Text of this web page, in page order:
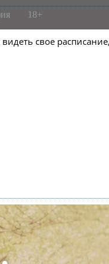
свое
18+